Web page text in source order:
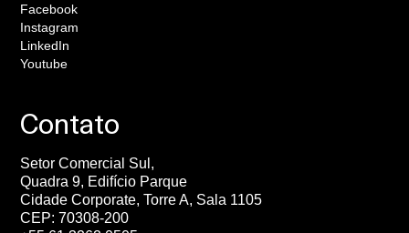
Facebook
Instagram
LinkedIn
Youtube
Contato
Setor Comercial Sul,
Quadra 9, Edifício Parque
Cidade Corporate, Torre A, Sala 1105
CEP: 70308-200